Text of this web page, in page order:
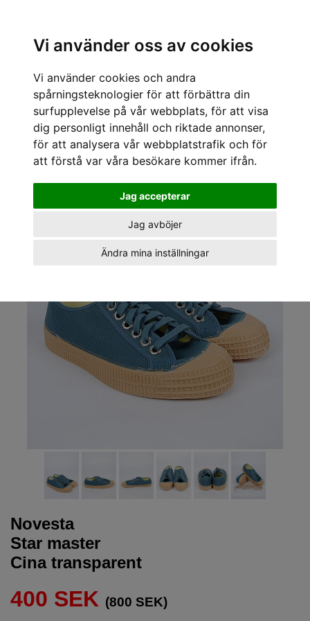
Vi använder oss av cookies
Vi använder cookies och andra
spårningsteknologier för att förbättra din
surfupplevelse på vår webbplats, för att visa
dig personligt innehåll och riktade annonser,
för att analysera vår webbplatstrafik och för
att förstå var våra besökare kommer ifrån.
Jag accepterar
Jag avböjer
Ändra mina inställningar
« Tillbaka /Kläder för tjejer och killar/Sneakers/Novesta
Star master
Novesta
Star master
Cina transparent
400 SEK (800 SEK)